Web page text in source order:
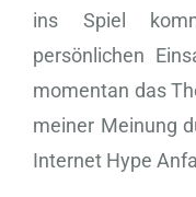
ins Spiel
persönlichen
momentan das
meiner Meinung
Internet Hype